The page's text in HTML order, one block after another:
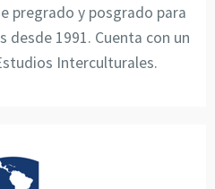
pregrado y posgrado para
desde 1991. Cuenta con un
Interculturales.